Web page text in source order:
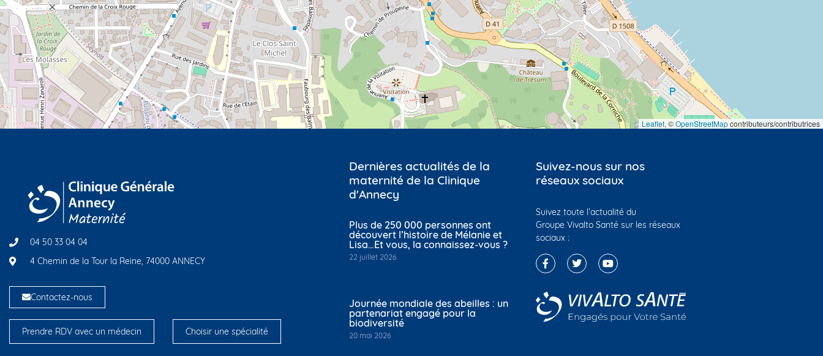
Leaflet, ©OpenStreetMapcontributeurs/contributrices
04 50 33 04 04
4 Chemin de la Tour la Reine, 74000 ANNECY
Contactez-nous
Prendre RDV avec un médecin Choisir une spécialité
Dernières actualités de la
maternité de la Clinique
d'Annecy
Plus de 250 000 personnes ont
découvert l’histoire de Mélanie et
Lisa…Et vous, la connaissez-vous ?
22 juillet 2026
Journée mondiale des abeilles : un
partenariat engagé pour la
biodiversité
20 mai 2026
Suivez-nous sur nos
réseaux sociaux
Suivez toute l’actualité du
Groupe Vivalto Santé sur les réseaux
sociaux :